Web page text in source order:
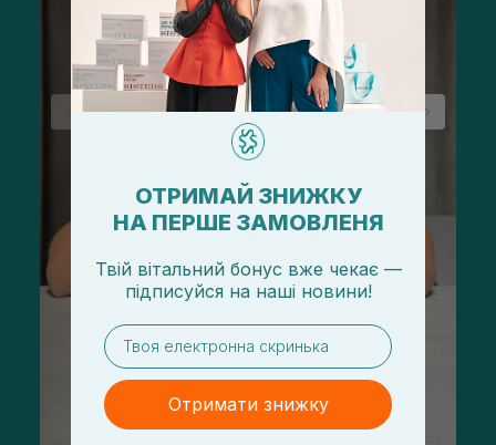
ОТРИМАЙ ЗНИЖКУ
НА ПЕРШЕ ЗАМОВЛЕНЯ
Твій вітальний бонус вже чекає —
підписуйся на наші новини!
email
Отримати знижку